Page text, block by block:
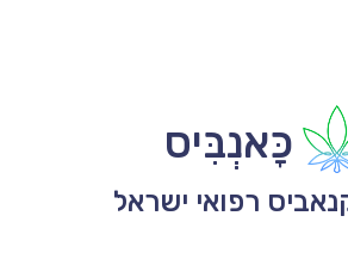
כָּאנְבִּיס
רפואי ישראל